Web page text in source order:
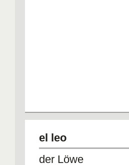
el leo
der Löwe